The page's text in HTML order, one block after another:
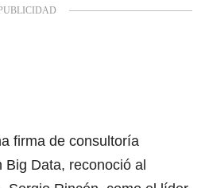
firma de consultoría
Big Data, reconoció al